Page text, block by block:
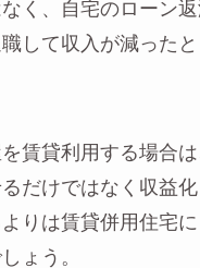
く、自宅のローン
して収入が減った
賃貸利用する場合
だけではなく収益
りは賃貸併用住宅
ょう。